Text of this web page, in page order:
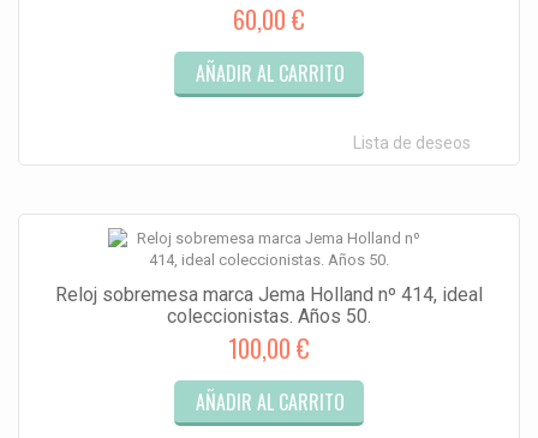
60,00 €
AÑADIR AL CARRITO
Lista de deseos
Reloj sobremesa marca Jema Holland nº 414, ideal
coleccionistas. Años 50.
100,00 €
AÑADIR AL CARRITO